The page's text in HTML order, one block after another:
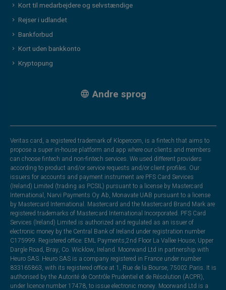
Kort til medarbejdere og selvstændige
Rejser i udlandet
Bankforbud
Kort uden bankkonto
Kryptopung
Andre sprog
Veritas card, a registered trademark of Klopercom, is a fintech that aims to
propose a super in-house platform and app where our clients and members
can choose fintech and non-fintech services. We used different providers
according to product and/or service requests and/or client profiles. Our
issuers for accounts and payment instrument are PFS Card Services
(Ireland) Limited (trading as PCSIL) pursuant to a license by Mastercard
International, Narvi Payments Oy Ab, Monavate UAB pursuant to a license
by Mastercard International. Mastercard and the Mastercard Brand Mark are
registered trademarks of Mastercard International Incorporated. PFS Card
Services (Ireland) Limited is authorized and regulated as an issuer of
electronic money by the Central Bank of Ireland under registration number
C175999. Registered office: EML Payments,2nd Floor La Vallee House, Upper
Dargle Road, Bray, Co. Wicklow, Ireland. Moorwand Ltd in partnership with
Heuro SAS. Heuro SAS is a company registered in France under number
833165863, with its registered office at 1, Rue de la Bourse, 75002 Paris. It is
authorised by the Autorité de Contrôle Prudentiel et de Résolution (ACPR),
under licence number 17478, to issue electronic money. Moorwand Ltd is a